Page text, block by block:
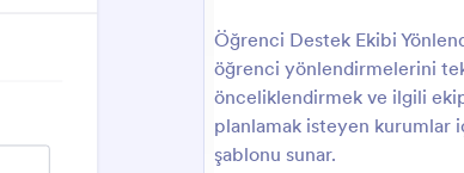
Öğrenci Destek Ekibi
öğrenci yönlendirmelerini
önceliklendirmek ve ilgili
planlamak isteyen kurumlar
şablonu sunar.
: Güneş Enerjisi Referans